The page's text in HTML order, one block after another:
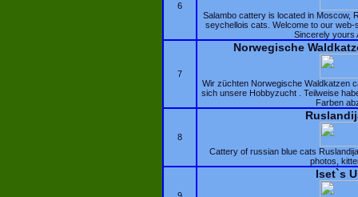
6
Salambo cattery is located in Moscow,
seychellois cats. Welcome to our
Sincerely yours
7
Norwegische
Wir züchten Norwegische Waldkatzen
sich unsere Hobbyzucht . Teilweise
Farben
8
Cattery of russian blue cats
photos,
Iset`s